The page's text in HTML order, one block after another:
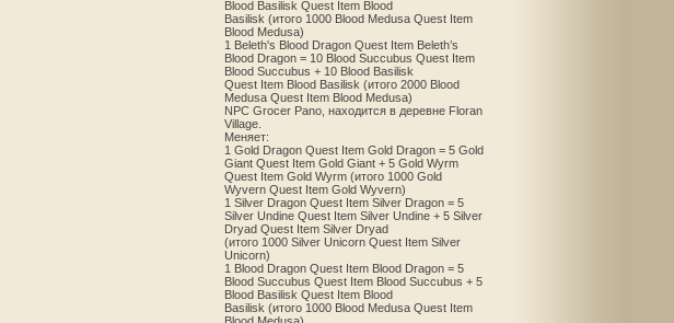
Blood Basilisk Quest Item Blood
Basilisk (итого 1000 Blood Medusa Quest Item
Blood Medusa)
1 Beleth's Blood Dragon Quest Item Beleth’s
Blood Dragon = 10 Blood Succubus Quest Item
Blood Succubus + 10 Blood Basilisk
Quest Item Blood Basilisk (итого 2000 Blood
Medusa Quest Item Blood Medusa)
NPC Grocer Pano, находится в деревне Floran
Village.
Меняет:
1 Gold Dragon Quest Item Gold Dragon = 5 Gold
Giant Quest Item Gold Giant + 5 Gold Wyrm
Quest Item Gold Wyrm (итого 1000 Gold
Wyvern Quest Item Gold Wyvern)
1 Silver Dragon Quest Item Silver Dragon = 5
Silver Undine Quest Item Silver Undine + 5 Silver
Dryad Quest Item Silver Dryad
(итого 1000 Silver Unicorn Quest Item Silver
Unicorn)
1 Blood Dragon Quest Item Blood Dragon = 5
Blood Succubus Quest Item Blood Succubus + 5
Blood Basilisk Quest Item Blood
Basilisk (итого 1000 Blood Medusa Quest Item